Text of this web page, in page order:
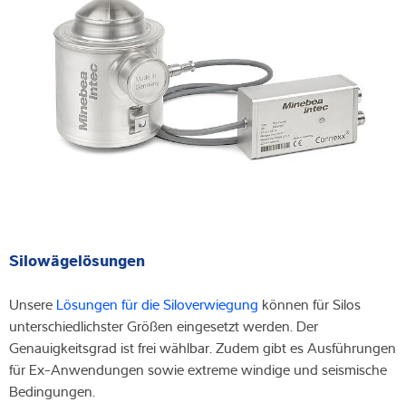
Silowägelösungen
Unsere Lösungen für die Siloverwiegung können für Silos
unterschiedlichster Größen eingesetzt werden. Der
Genauigkeitsgrad ist frei wählbar. Zudem gibt es Ausführungen
für Ex-Anwendungen sowie extreme windige und seismische
Bedingungen.